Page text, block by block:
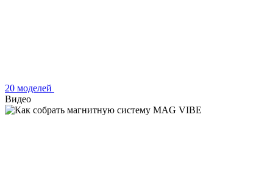
20 моделей
Видео